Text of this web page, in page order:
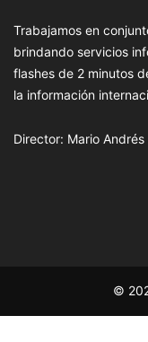
Trabajamos en
brindando servicios
flashes de 2 minutos
la información
Director: Mario
©